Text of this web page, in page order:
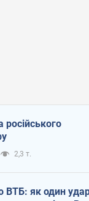
російського
2,3 т.
ВТБ: як один